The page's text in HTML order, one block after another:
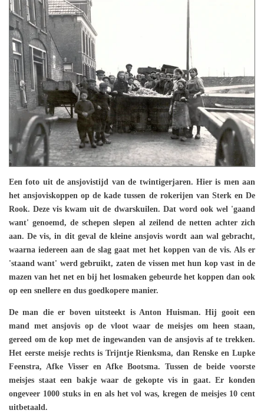
Een foto uit de ansjovistijd van de twintigerjaren. Hier is men aan
het ansjoviskoppen op de kade tussen de rokerijen van Sterk en De
Rook. Deze vis kwam uit de dwarskuilen. Dat word ook wel 'gaand
want' genoemd, de schepen slepen al zeilend de netten achter zich
aan. De vis, in dit geval de kleine ansjovis wordt aan wal gebracht,
waarna iedereen aan de slag gaat met het koppen van de vis. Als er
'staand want' werd gebruikt, zaten de vissen met hun kop vast in de
mazen van het net en bij het losmaken gebeurde het koppen dan ook
op een snellere en dus goedkopere manier.
De man die er boven uitsteekt is Anton Huisman. Hij gooit een
mand met ansjovis op de vloot waar de meisjes om heen staan,
gereed om de kop met de ingewanden van de ansjovis af te trekken.
Het eerste meisje rechts is Trijntje Rienksma, dan Renske en Lupke
Feenstra, Afke Visser en Afke Bootsma. Tussen de beide voorste
meisjes staat een bakje waar de gekopte vis in gaat. Er konden
ongeveer 1000 stuks in en als het vol was, kregen de meisjes 10 cent
uitbetaald.